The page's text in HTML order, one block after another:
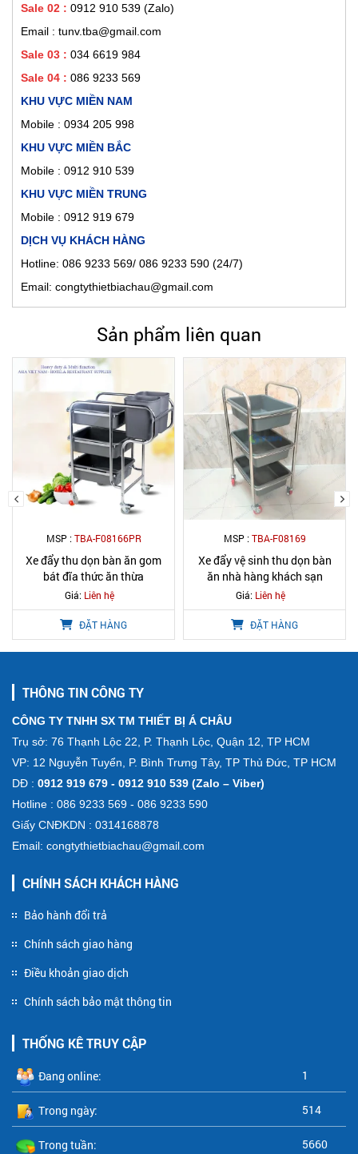
Sale 02 : 0912 910 539 (Zalo)
Email : tunv.tba@gmail.com
Sale 03 : 034 6619 984
Sale 04 : 086 9233 569
KHU VỰC MIỀN NAM
Mobile : 0934 205 998
KHU VỰC MIỀN BẮC
Mobile : 0912 910 539
KHU VỰC MIỀN TRUNG
Mobile : 0912 919 679
DỊCH VỤ KHÁCH HÀNG
Hotline: 086 9233 569/ 086 9233 590 (24/7)
Email: congtythietbiachau@gmail.com
Sản phẩm liên quan
MSP :TBA-F08166PR
Xe đẩy thu dọn bàn ăn gom
bát đĩa thức ăn thừa
Giá: Liên hệ
ĐẶT HÀNG
MSP :TBA-F08169
Xe đẩy vệ sinh thu dọn bàn
ăn nhà hàng khách sạn
Giá: Liên hệ
ĐẶT HÀNG
THÔNG TIN CÔNG TY
CÔNG TY TNHH SX TM THIẾT BỊ Á CHÂU
Trụ sở: 76 Thạnh Lộc 22, P. Thạnh Lộc, Quận 12, TP HCM
VP: 12 Nguyễn Tuyển, P. Bình Trưng Tây, TP Thủ Đức, TP HCM
DĐ : 0912 919 679 - 0912 910 539 (Zalo – Viber)
Hotline : 086 9233 569 - 086 9233 590
Giấy CNĐKDN : 0314168878
Email: congtythietbiachau@gmail.com
CHÍNH SÁCH KHÁCH HÀNG
Bảo hành đổi trả
Chính sách giao hàng
Điều khoản giao dịch
Chính sách bảo mật thông tin
THỐNG KÊ TRUY CẬP
Đang online: 1
Trong ngày: 514
Trong tuần: 5660